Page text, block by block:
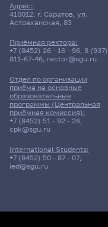
Адрес:
410012, г. Саратов, ул.
Астраханская, 83
Приёмная ректора:
+7 (8452) 26 - 16 - 96, 8 (937)
811-67-46, rector@sgu.ru
Отдел по организации
приёма на основные
образовательные
программы (Центральная
приёмная комиссия):
+7 (8452) 51 - 92 - 26,
cpk@sgu.ru
International Students:
+7 (8452) 50 - 87 - 07,
ied@sgu.ru